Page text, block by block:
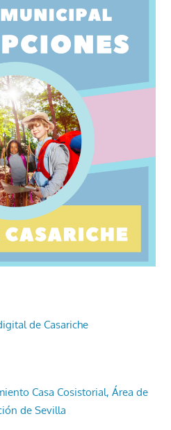
de Casariche
Casa Cosistorial, Área de
de Sevilla